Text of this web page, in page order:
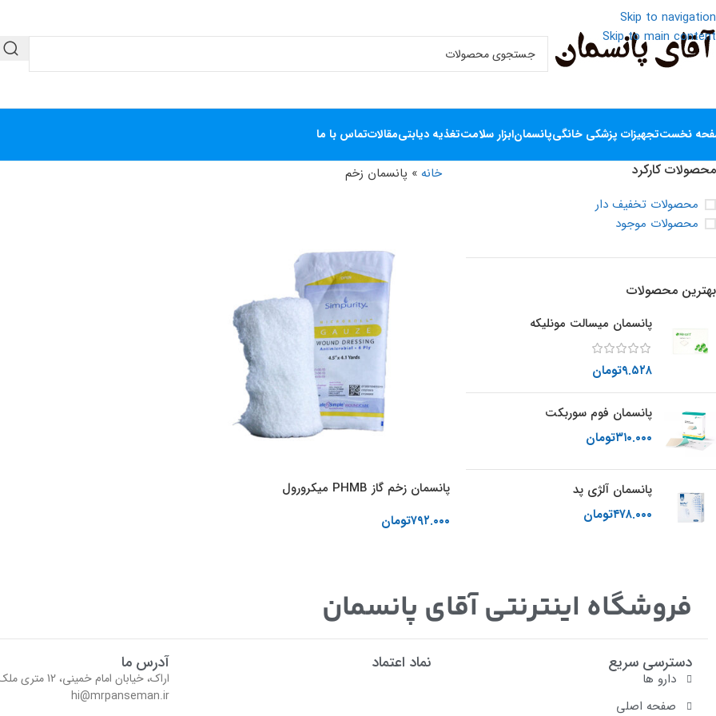
Skip to navigation
Skip to main content
نخستتجهیزات پزشکی خانگیپانسمانابزار سلامتتغذیه دیابتیمقالاتتماس با ما
محصولات کارکرد
محصولات تخفیف دار
محصولات موجود
بهترین محصولات
پانسمان میسالت مونلیکه
۹.۵۲۸تومان
پانسمان فوم سوربکت
۳۱۰.۰۰۰تومان
پانسمان آلژی پد
۴۷۸.۰۰۰تومان
خانه » پانسمان زخم
پانسمان زخم گاز PHMB میکرورول
۷۹۲.۰۰۰تومان
فروشگاه اینترنتی آقای پانسمان
دسترسی سریع
دارو ها
صفحه اصلی
نماد اعتماد آدرس ما
اراک، خیابان امام خمینی، 12 متری ملک (جمال الدین اسد آبادی) مجتمع نگین طبقه منفی 1
hi@mrpanseman.ir